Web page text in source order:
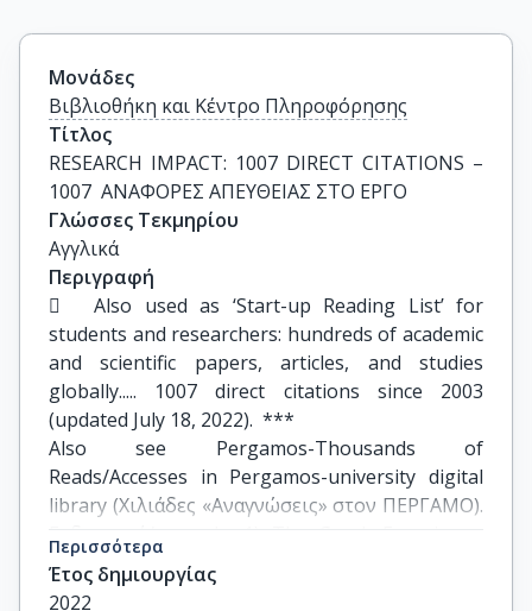
Μονάδες
Βιβλιοθήκη και Κέντρο Πληροφόρησης
Τίτλος
RESEARCH IMPACT: 1007 DIRECT CITATIONS –
1007  ΑΝΑΦΟΡΕΣ ΑΠΕΥΘΕΙΑΣ ΣΤΟ ΕΡΓΟ
Γλώσσες Τεκμηρίου
Αγγλικά
Περιγραφή
	Also used as ‘Start-up Reading List’ for
students and researchers: hundreds of academic
and scientific papers, articles, and studies
globally..... 1007 direct citations since 2003
(updated July 18, 2022).  ***
Also see Pergamos-Thousands of
Reads/Accesses in Pergamos-university digital
library (Χιλιάδες «Αναγνώσεις» στον ΠΕΡΓΑΜΟ).
Ενδεικτικά/example: 1) The Greek Experience:
Outstanding Women in the Social Space of Sport
1,490  Αναγνώσεις/reads/accesses
Περισσότερα
Έτος δημιουργίας
2022